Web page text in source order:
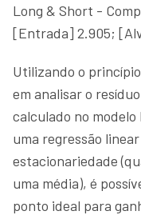
Long & Short -
[Entrada] 2.905;
Utilizando o
em analisar o
calculado no
uma regressão
estacionariedade
uma média), é
ponto ideal para